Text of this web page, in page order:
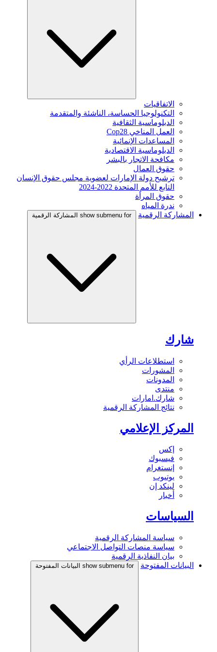
الاتفاقيات
التكنولوجيا الحساسة، الناشئة والمتقدمة
الدبلوماسية الثقافية
العمل المناخي Cop28
المساعدات الإنمائية
الدبلوماسية الاقتصادية
مكافحة الاتجار بالبشر
حقوق العمال
ترشيح دولة الإمارات لعضوية مجلس حقوق الإنسان
التابع للأمم المتحدة 2022-2024
حقوق المرأة
ندرة المياه
المشاركة الرقمية
show submenu for المشاركة الرقمية
شارك
استطلاعات الرأي
المشورات
المدونات
منتدى
شارك.امارات
نتائج المشاركة الرقمية
المركز الإعلامي
إكس
فيسبوك
إنستغرام
يوتيوب
لينكد إن
أخبار
السياسات
سياسة المشاركة الرقمية
سياسة منصات التواصل الاجتماعي
بيان النفاذية الرقمية
البيانات المفتوحة
show submenu for البيانات المفتوحة